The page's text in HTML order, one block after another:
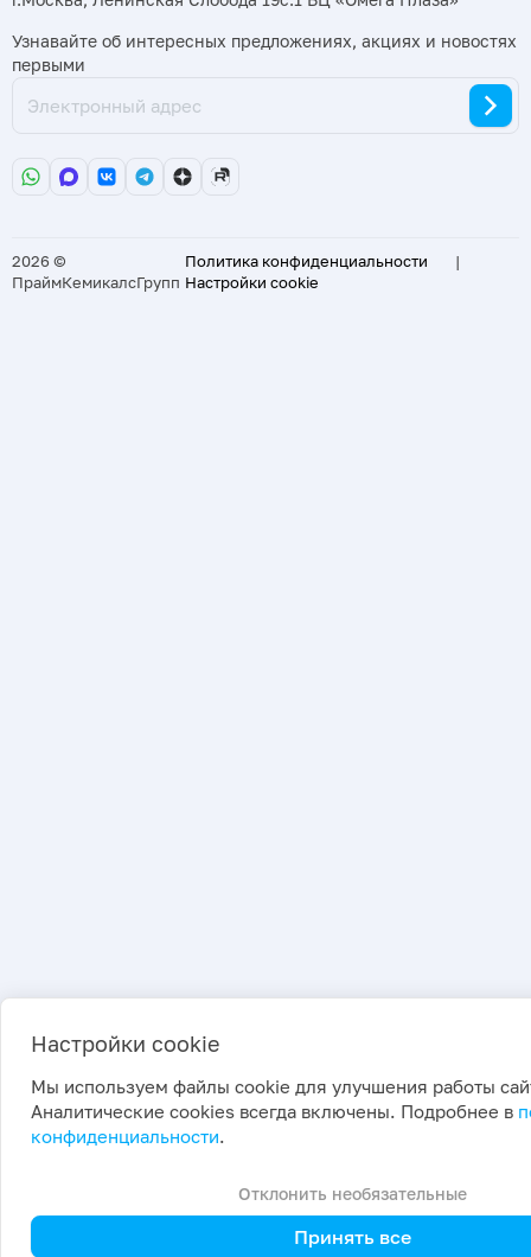
Узнавайте об интересных предложениях, акциях и новостях
первыми
2026 ©
ПраймКемикалсГрупп
Политика конфиденциальности
|
Настройки cookie
Настройки cookie
Мы используем файлы cookie для улучшения работы
Аналитические cookies всегда включены. Подробнее в
конфиденциальности.
Отклонить необязательные
Принять все